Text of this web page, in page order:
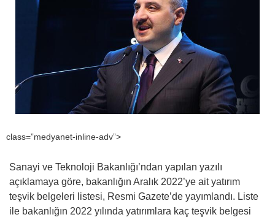
class=”medyanet-inline-adv”>
Sanayi ve Teknoloji Bakanlığı’ndan yapılan yazılı
açıklamaya göre, bakanlığın Aralık 2022’ye ait yatırım
teşvik belgeleri listesi, Resmi Gazete’de yayımlandı. Liste
ile bakanlığın 2022 yılında yatırımlara kaç teşvik belgesi